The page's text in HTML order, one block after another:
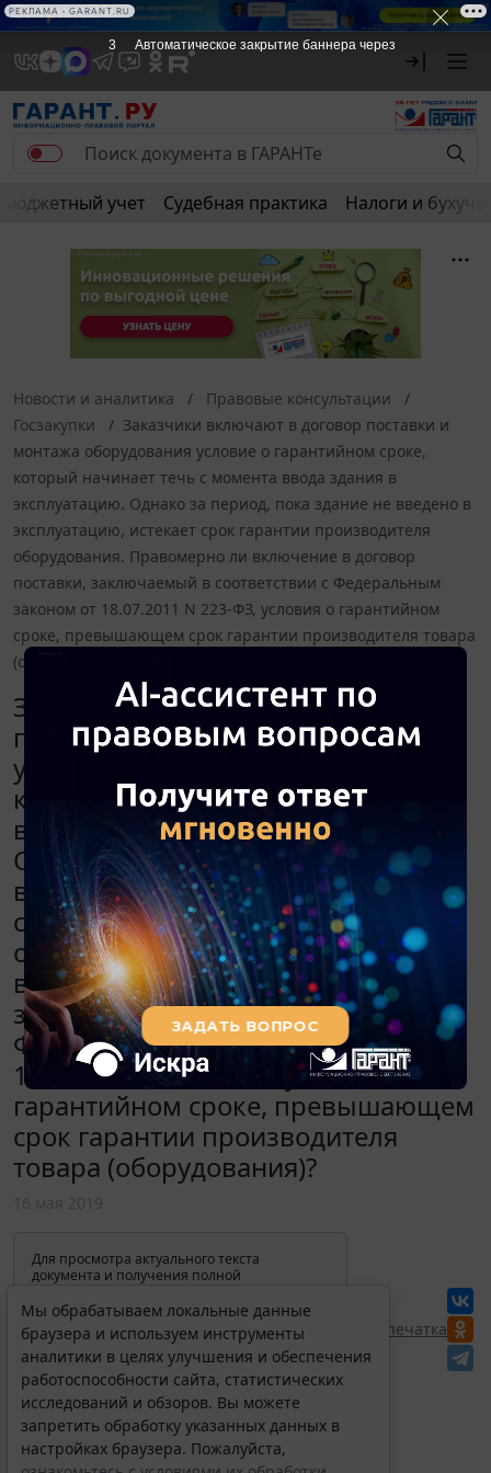
Бюджетный учет Судебная практика Налоги и
Новости и аналитика
Правовые консультации
Госзакупки
Заказчики включают в договор поставки и
монтажа оборудования условие о гарантийном сроке,
который начинает течь с момента ввода здания в
эксплуатацию. Однако за период, пока здание не введено в
эксплуатацию, истекает срок гарантии производителя
оборудования. Правомерно ли включение в договор
поставки, заключаемый в соответствии с Федеральным
законом от 18.07.2011 N 223-ФЗ, условия о гарантийном
сроке, превышающем срок гарантии производителя товара
(оборудования)?
Заказчики включают в договор
поставки и монтажа оборудования
условие о гарантийном сроке,
который начинает течь с момента
ввода здания в эксплуатацию.
Однако за период, пока здание не
введено в эксплуатацию, истекает
срок гарантии производителя
оборудования. Правомерно ли
включение в договор поставки,
заключаемый в соответствии с
Федеральным законом от
18.07.2011 N 223-ФЗ, условия о
гарантийном сроке, превышающем
срок гарантии производителя
товара (оборудования)?
Для просмотра актуального текста
документа и получения полной
изменениях и порядке применения
документа, воспользуйтесь поиском в
Интернет-версии системы ГАРАНТ:
Перепечатка
Мы обрабатываем локальные данные
браузера и используем инструменты
аналитики в целях улучшения и обеспечения
работоспособности сайта, статистических
исследований и обзоров. Вы можете
запретить обработку указанных данных в
настройках браузера. Пожалуйста,
3 Автоматическое закрытие баннера через
РЕКЛАМА • GARANT.RU